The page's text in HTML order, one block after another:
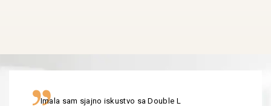
Imala sam sjajno iskustvo sa Double L